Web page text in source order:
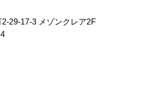
29-17-3 メゾンクレア2F